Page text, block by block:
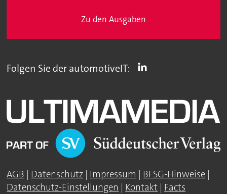
Zu den Ausgaben
Folgen Sie der automotiveIT:
AGB | Datenschutz | Impressum | BFSG-Hinweise |
Datenschutz-Einstellungen | Kontakt | Facts